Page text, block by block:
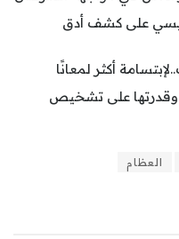
على كشف أدق
أكثر لمعانًا
وقدرتها على تشخيص
العظام